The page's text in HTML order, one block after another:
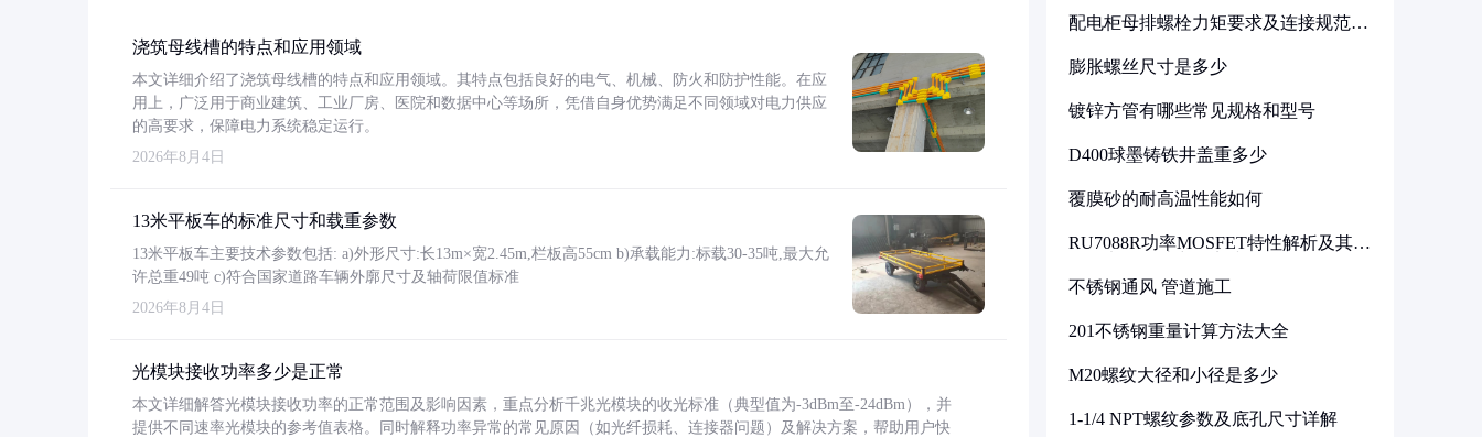
浇筑母线槽的特点和应用领域
本文详细介绍了浇筑母线槽的特点和应用领域。其特点包括良好的电气、机械、防火和防护性能。在应
用上，广泛用于商业建筑、工业厂房、医院和数据中心等场所，凭借自身优势满足不同领域对电力供应
的高要求，保障电力系统稳定运行。
2026年8月4日
13米平板车的标准尺寸和载重参数
13米平板车主要技术参数包括: a)外形尺寸:长13m×宽2.45m,栏板高55cm b)承载能力:标载30-35吨,最大允
许总重49吨 c)符合国家道路车辆外廓尺寸及轴荷限值标准
2026年8月4日
光模块接收功率多少是正常
本文详细解答光模块接收功率的正常范围及影响因素，重点分析千兆光模块的收光标准（典型值为-3dBm至-24dBm），并
提供不同速率光模块的参考值表格。同时解释功率异常的常见原因（如光纤损耗、连接器问题）及解决方案，帮助用户快
配电柜母排螺栓力矩要求及连接规范详
膨胀螺丝尺寸是多少
镀锌方管有哪些常见规格和型号
D400球墨铸铁井盖重多少
覆膜砂的耐高温性能如何
RU7088R功率MOSFET特性解析及其在
不锈钢通风 管道施工
201不锈钢重量计算方法大全
M20螺纹大径和小径是多少
1-1/4 NPT螺纹参数及底孔尺寸详解